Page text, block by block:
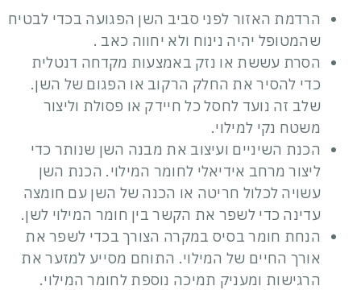
הרדמת האזור לפני סביב השן הפגועה בכדי לבטיח
שהמטופל יהיה נינוח ולא יחווה כאב .
הסרת עששת או נזק באמצעות מקדחה דנטלית
כדי להסיר את החלק הרקוב או הפגום של השן.
שלב זה נועד לחסל כל חיידק או פסולת וליצור
משטח נקי למילוי.
הכנת השיניים ועיצוב את מבנה השן שנותר כדי
ליצור מרחב אידיאלי לחומר המילוי. הכנת השן
עשויה לכלול חריטה או הכנה של השן עם חומצה
עדינה כדי לשפר את הקשר בין חומר המילוי לשן.
הנחת חומר בסיס במקרה הצורך בכדי לשפר את
אורך החיים של המילוי. התוחם מסייע למזער את
הרגישות ומעניק תמיכה נוספת לחומר המילוי.